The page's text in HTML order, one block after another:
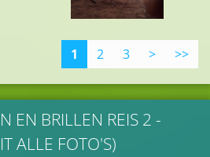
1 2 3 > >>
EN BRILLEN REIS 2 -
ALLE FOTO'S)